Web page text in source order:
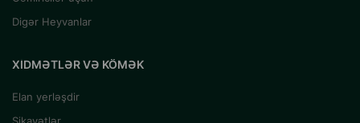
Digər Heyvanlar
XIDMƏTLƏR VƏ KÖMƏK
Elan yerləşdir